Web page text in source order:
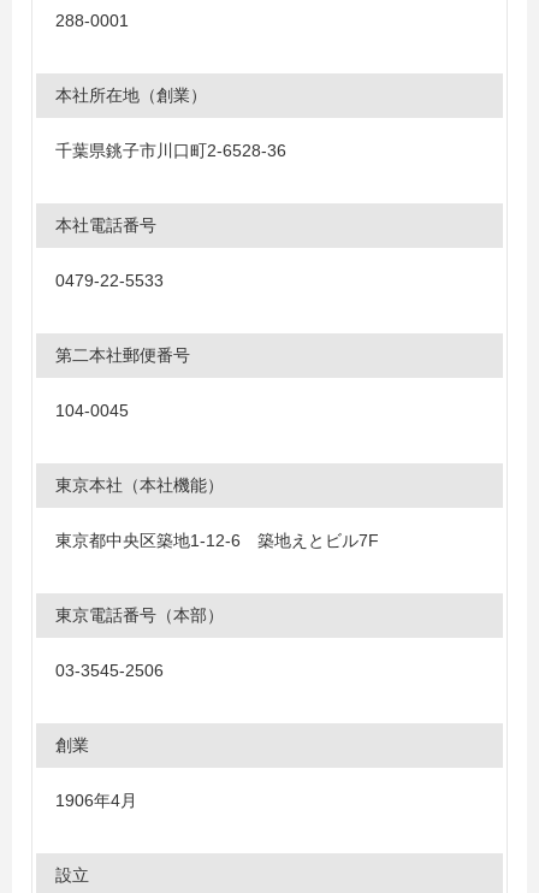
288-0001
本社所在地（創業）
千葉県銚子市川口町2-6528-36
本社電話番号
0479-22-5533
第二本社郵便番号
104-0045
東京本社（本社機能）
東京都中央区築地1-12-6 築地えとビル7F
東京電話番号（本部）
03-3545-2506
創業
1906年4月
設立